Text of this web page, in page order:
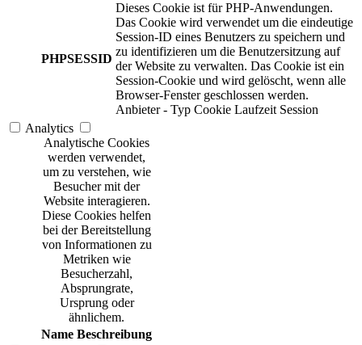
PHPSESSID
Dieses Cookie ist für PHP-Anwendungen.
Das Cookie wird verwendet um die eindeutige
Session-ID eines Benutzers zu speichern und
zu identifizieren um die Benutzersitzung auf
der Website zu verwalten. Das Cookie ist ein
Session-Cookie und wird gelöscht, wenn alle
Browser-Fenster geschlossen werden.
Anbieter - Typ Cookie Laufzeit Session
Analytics
Analytische Cookies
werden verwendet,
um zu verstehen, wie
Besucher mit der
Website interagieren.
Diese Cookies helfen
bei der Bereitstellung
von Informationen zu
Metriken wie
Besucherzahl,
Absprungrate,
Ursprung oder
ähnlichem.
Name Beschreibung